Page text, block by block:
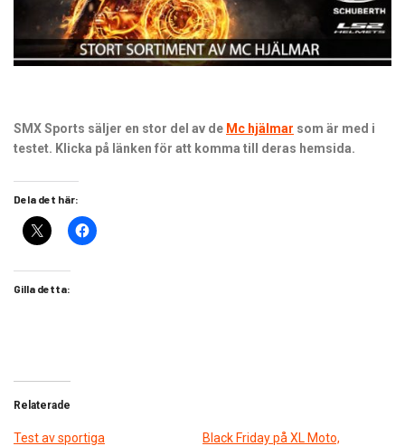
SMX Sports säljer en stor del av de Mc hjälmar som är med i
testet. Klicka på länken för att komma till deras hemsida.
Dela det här:
Gilla detta:
Relaterade
Test av sportiga
Black Friday på XL Moto,